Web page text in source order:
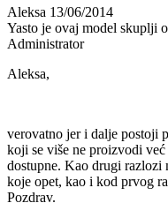
Aleksa 13/06/2014
Yasto je ovaj model skuplji
Administrator
Aleksa,
verovatno jer i dalje postoji
koji se više ne proizvodi
dostupne. Kao drugi razlozi
koje opet, kao i kod prvog
Pozdrav.